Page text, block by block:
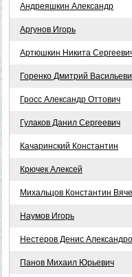
Андреяшкин Александр
Аргунов Игорь
Артюшкин Никита
Горенко Дмитрий
Гросс Александр Оттович
Гулаков Данил Сергеевич
Качаринский Константин
Крючек Алексей
Михальцов Константин
Наумов Игорь
Нестеров Денис
Панов Михаил Юрьевич